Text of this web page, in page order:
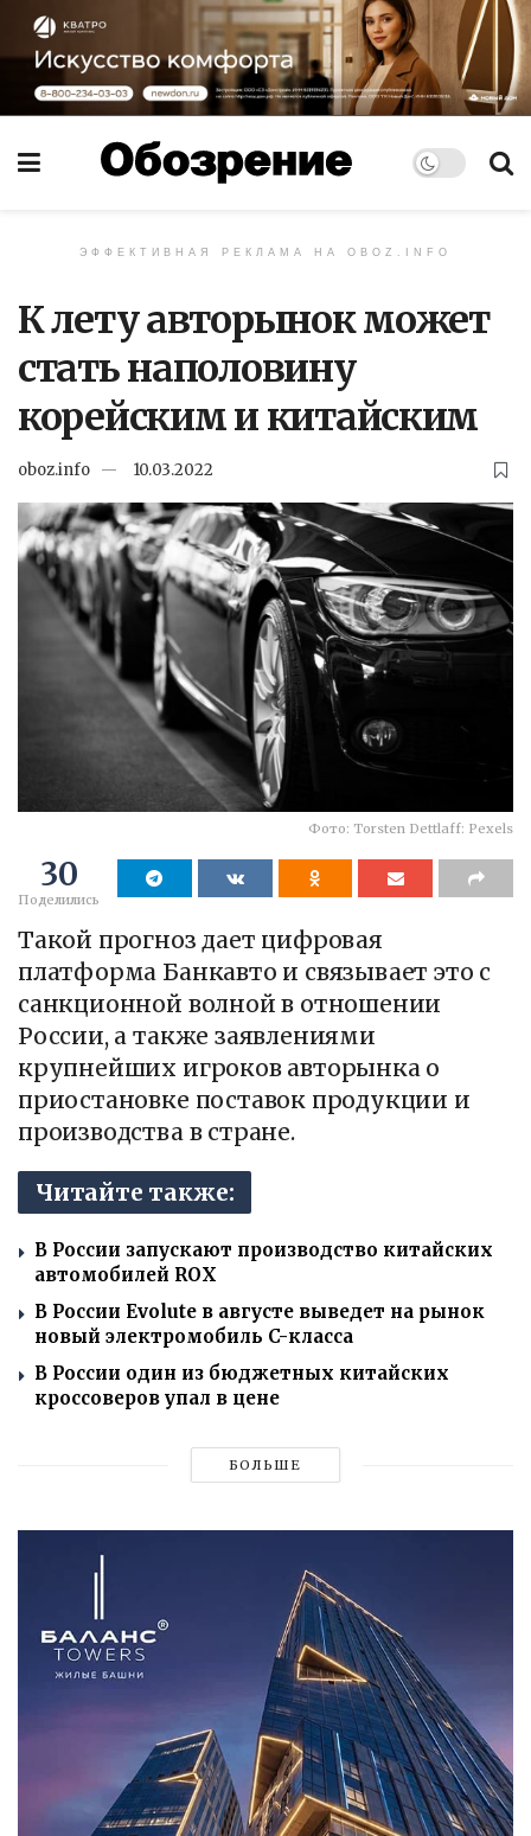
ЭФФЕКТИВНАЯ РЕКЛАМА НА OBOZ.INFO
К лету авторынок может
стать наполовину
корейским и китайским
oboz.info 10.03.2022
Фото: Torsten Dettlaff: Pexels
30
Поделились
Такой прогноз дает цифровая
платформа Банкавто и связывает это с
санкционной волной в отношении
России, а также заявлениями
крупнейших игроков авторынка о
приостановке поставок продукции и
производства в стране.
Читайте также:
В России запускают производство китайских
автомобилей ROX
В России Evolute в августе выведет на рынок
новый электромобиль C-класса
В России один из бюджетных китайских
кроссоверов упал в цене
БОЛЬШЕ